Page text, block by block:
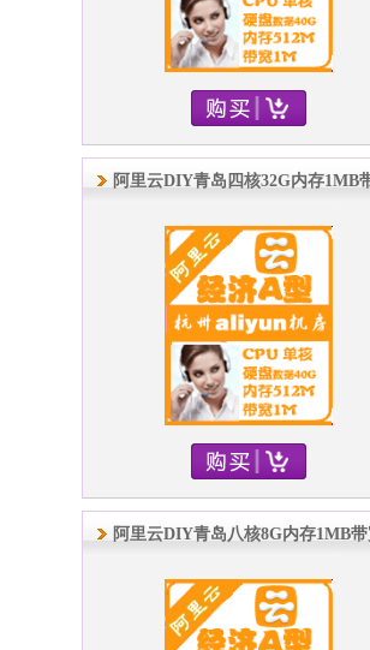
阿里云DIY青岛四核32G内存1MB
阿里云DIY青岛八核8G内存1MB